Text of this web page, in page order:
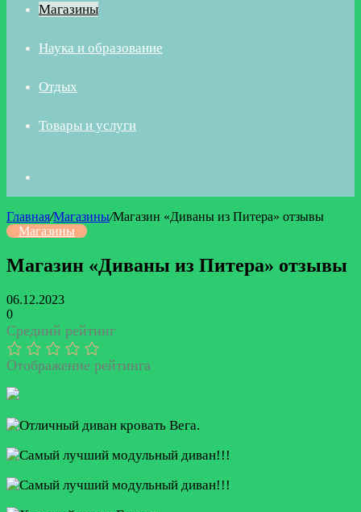
Магазины
Наука и образование
Отдых
Товары и услуги
Главная/Магазины/Магазин «Диваны из Питера» отзывы
Магазины
Магазин «Диваны из Питера» отзывы
06.12.2023
0
Средний рейтинг
Отображение рейтинга